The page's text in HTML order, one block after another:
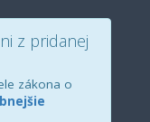
z pridanej
zákona o